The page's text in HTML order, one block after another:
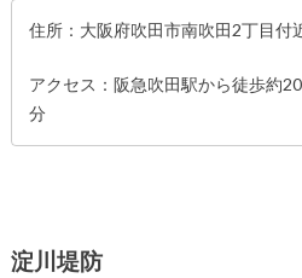
住所：大阪府吹田市南吹田2丁目付
アクセス：阪急吹田駅から徒歩約
分
淀川堤防